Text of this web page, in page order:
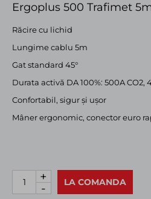
Ergoplus 500 Trafimet
Răcire cu lichid
Lungime cablu 5m
Gat standard 45°
Durata activă DA 100%: 500A CO2,
Confortabil, sigur și ușor
Mâner ergonomic, conector euro
LA COMANDA
+
-